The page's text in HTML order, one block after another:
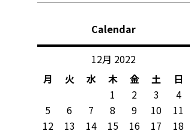
Calendar
12月 2022
月
火 水 木 金 土
日
1
2 3
4
5
6 7 8 9 10
11
12
13 14 15 16 17
18